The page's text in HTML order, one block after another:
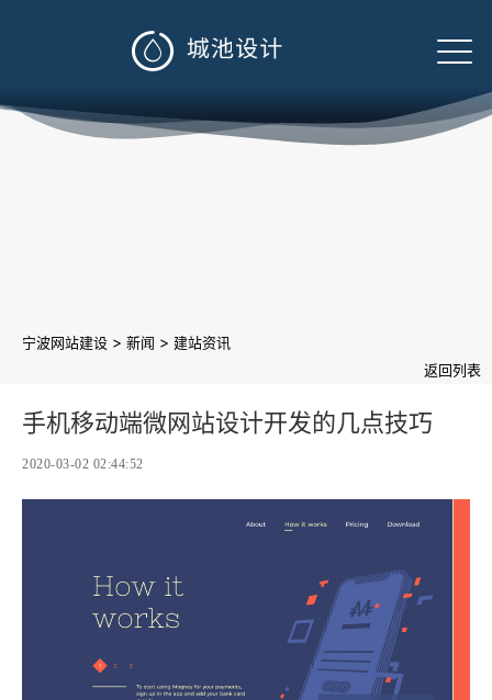

宁波网站建设 > 新闻 > 建站资讯
返回列表
手机移动端微网站设计开发的几点技巧
2020-03-02 02:44:52